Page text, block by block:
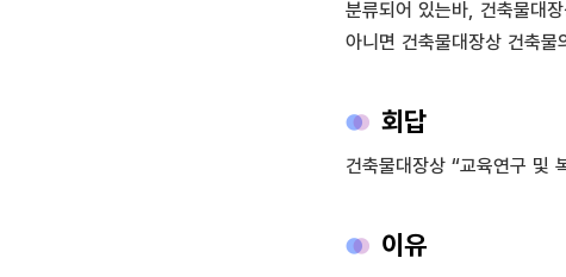
분류되어 있는바, 건축물대
아니면 건축물대장상 건축
회답
건축물대장상 “교육연구 및
이유